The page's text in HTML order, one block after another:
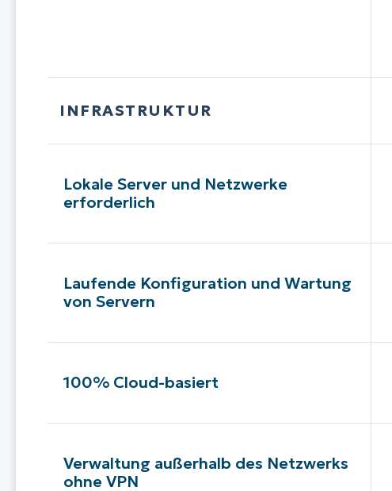
INFRASTRUKTUR
Lokale Server und Netzwerke
erforderlich
Laufende Konfiguration und Wartung
von Servern
100% Cloud-basiert
Verwaltung außerhalb des Netzwerks
ohne VPN